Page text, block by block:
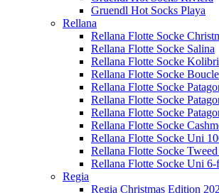
Gruendl Hot Socks Playa
Rellana
Rellana Flotte Socke
Rellana Flotte Socke Salina
Rellana Flotte Socke Kolibri
Rellana Flotte Socke Boucle
Rellana Flotte Socke
Rellana Flotte Socke
Rellana Flotte Socke
Rellana Flotte Socke
Rellana Flotte Socke Uni
Rellana Flotte Socke
Rellana Flotte Socke Uni 6-
Regia
Regia Christmas Edition